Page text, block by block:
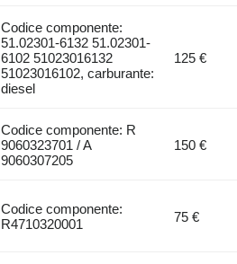
Codice componente:
51.02301-6132 51.02301-
6102 51023016132
51023016102, carburante:
diesel
125 €
Codice componente: R
9060323701 / A
9060307205
150 €
Codice componente:
R4710320001
75 €